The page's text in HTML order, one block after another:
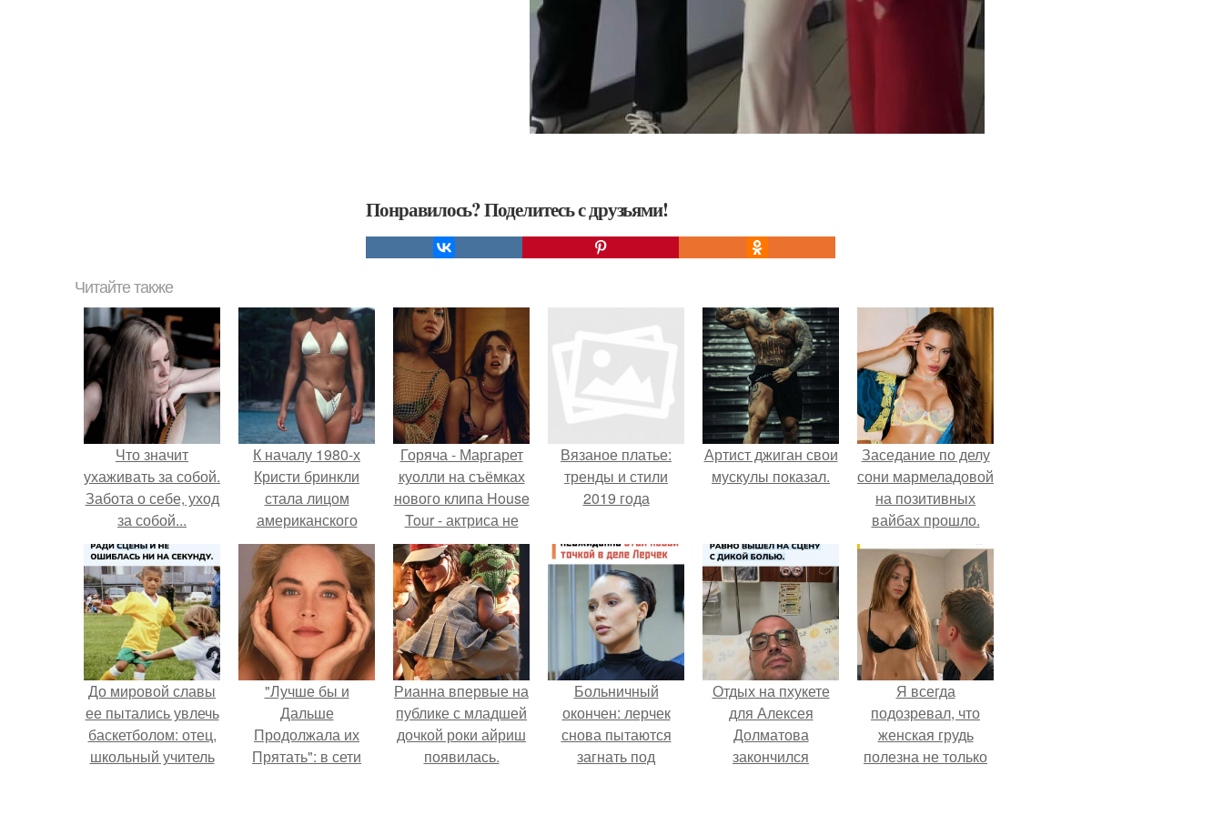
Понравилось? Поделитесь с друзьями!
Читайте также
Что значит
ухаживать за собой.
Забота о себе, уход
за собой...
К началу 1980-х
Кристи бринкли
стала лицом
американского
моделинга и
главным
воплощением
естественной
привлекательности.
Горяча - Маргарет
куолли на съёмках
нового клипа House
Tour - актриса не
только появилась в
кадре, но и
выступила в роли
сорежиссёра
проекта.
Вязаное платье:
тренды и стили
2019 года
Артист джиган свои
мускулы показал.
Заседание по делу
сони мармеладовой
на позитивных
вайбах прошло.
До мировой славы
ее пытались увлечь
баскетболом: отец,
школьный учитель
"Лучше бы и
Дальше
Продолжала их
Прятать": в сети
Рианна впервые на
публике с младшей
дочкой роки айриш
появилась.
Больничный
окончен: лерчек
снова пытаются
загнать под
Отдых на пхукете
для Алексея
Долматова
закончился
Я всегда
подозревал, что
женская грудь
полезна не только